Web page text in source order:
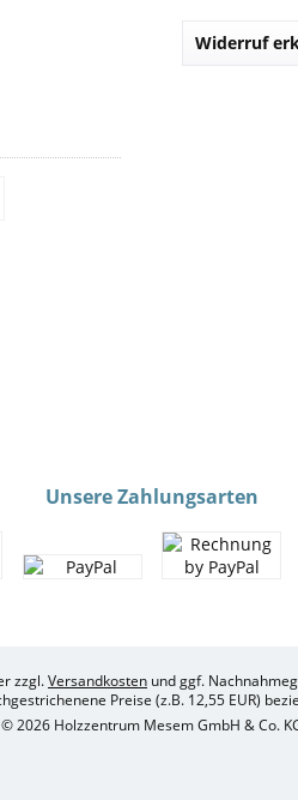
Widerruf
Unsere Zahlungsarten
zzgl.Versandkosten und ggf.
Preise (z.B. 12,55 EUR)
© 2026 Holzzentrum Mesem GmbH & Co.